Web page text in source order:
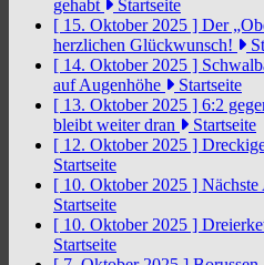
gehabt
Startseite
[ 15. Oktober 2025 ] Der
herzlichen Glückwunsch!
[ 14. Oktober 2025 ]
auf Augenhöhe
Startseite
[ 13. Oktober 2025 ] 6:2
bleibt weiter dran
Startseite
[ 12. Oktober 2025 ]
Startseite
[ 10. Oktober 2025 ] Nächste
Startseite
[ 10. Oktober 2025 ]
Startseite